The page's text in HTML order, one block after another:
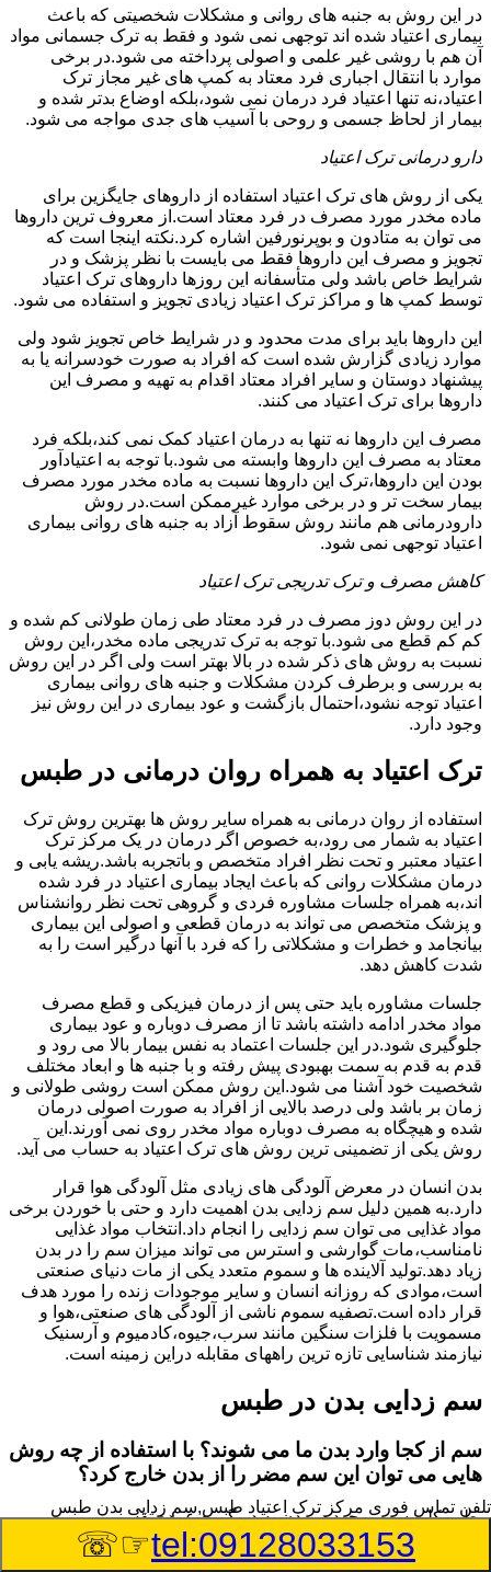
در این روش به جنبه های روانی و مشکلات شخصیتی که باعث
بیماری اعتیاد شده اند توجهی نمی شود و فقط به ترک جسمانی مواد
آن هم با روشی غیر علمی و اصولی پرداخته می شود.در برخی
موارد با انتقال اجباری فرد معتاد به کمپ های غیر مجاز ترک
اعتیاد،نه تنها اعتیاد فرد درمان نمی شود،بلکه اوضاع بدتر شده و
بیمار از لحاظ جسمی و روحی با آسیب های جدی مواجه می شود.
دارو درمانی ترک اعتیاد
یکی از روش های ترک اعتیاد استفاده از داروهای جایگزین برای
ماده مخدر مورد مصرف در فرد معتاد است.از معروف ترین داروها
می توان به متادون و بوپرنورفین اشاره کرد.نکته اینجا است که
تجویز و مصرف این داروها فقط می بایست با نظر پزشک و در
شرایط خاص باشد ولی متأسفانه این روزها داروهای ترک اعتیاد
توسط کمپ ها و مراکز ترک اعتیاد زیادی تجویز و استفاده می شود.
این داروها باید برای مدت محدود و در شرایط خاص تجویز شود ولی
موارد زیادی گزارش شده است که افراد به صورت خودسرانه یا به
پیشنهاد دوستان و سایر افراد معتاد اقدام به تهیه و مصرف این
داروها برای ترک اعتیاد می کنند.
مصرف این داروها نه تنها به درمان اعتیاد کمک نمی کند،بلکه فرد
معتاد به مصرف این داروها وابسته می شود.با توجه به اعتیادآور
بودن این داروها،ترک این داروها نسبت به ماده مخدر مورد مصرف
بیمار سخت تر و در برخی موارد غیرممکن است.در روش
دارودرمانی هم مانند روش سقوط آزاد به جنبه های روانی بیماری
اعتیاد توجهی نمی شود.
کاهش مصرف و ترک تدریجی ترک اعتیاد
در این روش دوز مصرف در فرد معتاد طی زمان طولانی کم شده و
کم کم قطع می شود.با توجه به ترک تدریجی ماده مخدر،این روش
نسبت به روش های ذکر شده در بالا بهتر است ولی اگر در این روش
به بررسی و برطرف کردن مشکلات و جنبه های روانی بیماری
اعتیاد توجه نشود،احتمال بازگشت و عود بیماری در این روش نیز
وجود دارد.
ترک اعتیاد به همراه روان درمانی در طبس
استفاده از روان درمانی به همراه سایر روش ها بهترین روش ترک
اعتیاد به شمار می رود،به خصوص اگر درمان در یک مرکز ترک
اعتیاد معتبر و تحت نظر افراد متخصص و باتجربه باشد.ریشه یابی و
درمان مشکلات روانی که باعث ایجاد بیماری اعتیاد در فرد شده
اند،به همراه جلسات مشاوره فردی و گروهی تحت نظر روانشناس
و پزشک متخصص می تواند به درمان قطعی و اصولی این بیماری
بیانجامد و خطرات و مشکلاتی را که فرد با آنها درگیر است را به
شدت کاهش دهد.
جلسات مشاوره باید حتی پس از درمان فیزیکی و قطع مصرف
مواد مخدر ادامه داشته باشد تا از مصرف دوباره و عود بیماری
جلوگیری شود.در این جلسات اعتماد به نفس بیمار بالا می رود و
قدم به قدم به سمت بهبودی پیش رفته و با جنبه ها و ابعاد مختلف
شخصیت خود آشنا می شود.این روش ممکن است روشی طولانی و
زمان بر باشد ولی درصد بالایی از افراد به صورت اصولی درمان
شده و هیچگاه به مصرف دوباره مواد مخدر روی نمی آورند.این
روش یکی از تضمینی ترین روش های ترک اعتیاد به حساب می آید.
بدن انسان در معرض آلودگی های زیادی مثل آلودگی هوا قرار
دارد.به همین دلیل سم زدایی بدن اهمیت دارد و حتی با خوردن برخی
مواد غذایی می توان سم زدایی را انجام داد.انتخاب مواد غذایی
نامناسب،مات گوارشی و استرس می تواند میزان سم را در بدن
زیاد دهد.تولید آلاینده ها و سموم متعدد یکی از مات دنیای صنعتی
است،موادی که روزانه انسان و سایر موجودات زنده را مورد هدف
قرار داده است.تصفیه سموم ناشی از آلودگی های صنعتی،هوا و
مسمویت با فلزات سنگین مانند سرب،جیوه،کادمیوم و آرسنیک
نیازمند شناسایی تازه ترین راههای مقابله دراین زمینه است.
سم زدایی بدن در طبس
سم از کجا وارد بدن ما می شوند؟ با استفاده از چه روش
هایی می توان این سم مضر را از بدن خارج کرد؟
بطور کلی سم موجود در بدن به دو گروه عمده تقسیم می
شوند.بخش بزرگی از این سموم مثل مواد به جا مانده از سموم
گیاهی و آفت کش ها،فلزات سنگین ناشی از آلودگی هوا،انواع
تلفن تماس فوری مرکز ترک اعتیاد طبس,سم زدایی بدن طبس
tel:09128033153
☞☏